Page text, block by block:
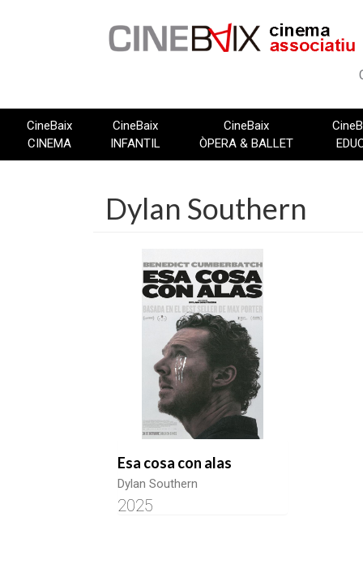
CineBaix
CINEMA
CineBaix
INFANTIL
CineBaix
ÒPERA & BALLET
Dylan Southern
Esa cosa con alas
Dylan Southern
2025